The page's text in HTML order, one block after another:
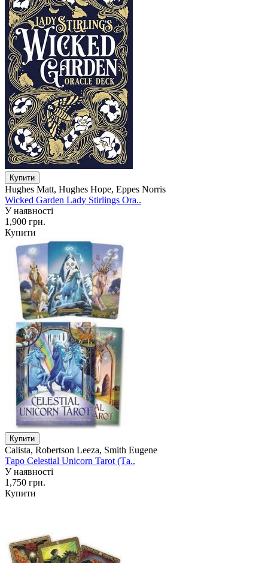
Hughes Matt, Hughes Hope, Eppes Norris
Wicked Garden Lady Stirlings Ora..
У наявності
1,900 грн.
Купити
Calista, Robertson Leeza, Smith Eugene
Таро Celestial Unicorn Tarot (Та..
У наявності
1,750 грн.
Купити